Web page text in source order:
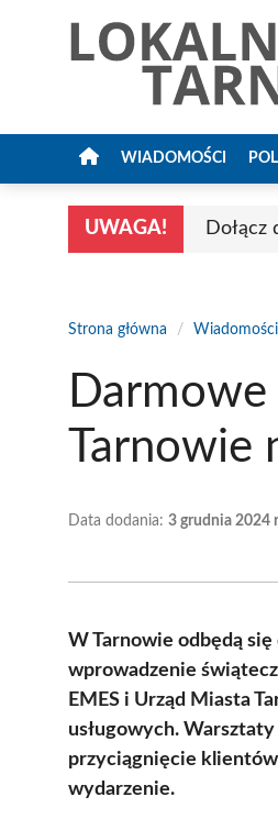
WIADOMOŚCI
UWAGA! Dołącz
Strona główna / Wiadomości
Tarnowie
Data dodania: 3 grudnia 2024
W Tarnowie odbędą
wprowadzenie
EMES i Urząd Miasta
usługowych.
przyciągnięcie
wydarzenie.